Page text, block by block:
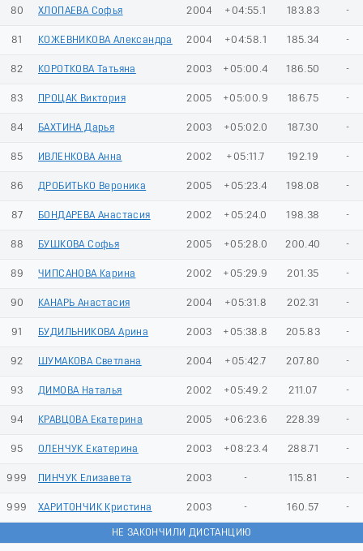
80 ХЛОПАЕВА Софья 2004 +04:55.1 183.83 -
81 КОЖЕВНИКОВА Александра 2004 +04:58.1 185.34 -
82 КОРОТКОВА Татьяна 2003 +05:00.4 186.50 -
83 ПРОЦАК Виктория 2005 +05:00.9 186.75 -
84 БАХТИНА Дарья 2003 +05:02.0 187.30 -
85 ИВЛЕНКОВА Анна 2002 +05:11.7 192.19 -
86 ДРОБИТЬКО Вероника 2005 +05:23.4 198.08 -
87 БОНДАРЕВА Анастасия 2002 +05:24.0 198.38 -
88 БУШКОВА Софья 2005 +05:28.0 200.40 -
89 ЧИПСАНОВА Карина 2002 +05:29.9 201.35 -
90 КАНАРЬ Анастасия 2004 +05:31.8 202.31 -
91 БУДИЛЬНИКОВА Арина 2003 +05:38.8 205.83 -
92 ШУМАКОВА Светлана 2004 +05:42.7 207.80 -
93 ДИМОВА Наталья 2002 +05:49.2 211.07 -
94 КРАВЦОВА Екатерина 2005 +06:23.6 228.39 -
95 ОЛЕНЧУК Екатерина 2003 +08:23.4 288.71 -
999 ПИНЧУК Елизавета 2003 - 115.81 -
999 ХАРИТОНЧИК Кристина 2003 - 160.57 -
НЕ ЗАКОНЧИЛИ ДИСТАНЦИЮ